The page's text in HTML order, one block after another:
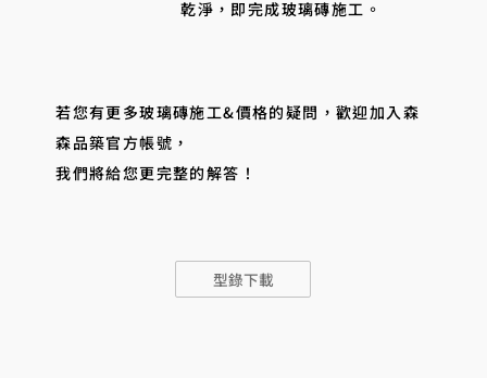
乾淨，即完成玻璃磚施工。
若您有更多玻璃磚施工&價格的疑問，歡迎加入森
森品築官方帳號，
我們將給您更完整的解答！
型錄下載